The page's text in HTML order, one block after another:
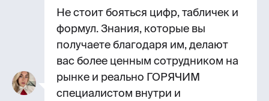
Не стоит бояться цифр, табличек и
формул. Знания, которые вы
получаете благодаря им, делают
вас более ценным сотрудником на
рынке и реально ГОРЯЧИМ
специалистом внутри и